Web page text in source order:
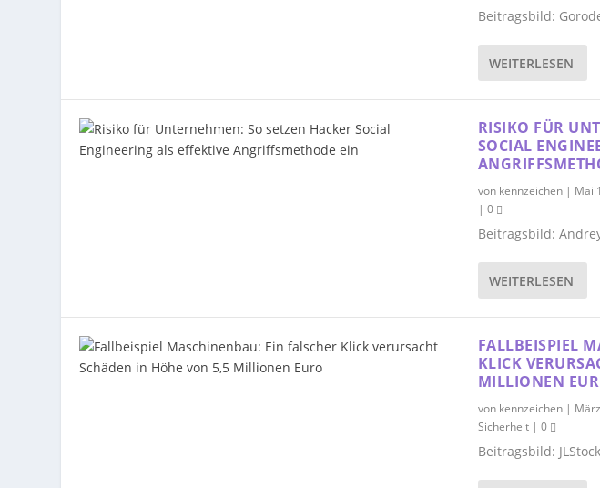
Beitragsbild:
WEITERLESEN
RISIKO FÜR
SOCIAL
von kennzeichen| Mai
| 0
Beitragsbild:
WEITERLESEN
FALLBEISPIEL
KLICK
MILLIONEN
von kennzeichen|
Sicherheit| 0
Beitragsbild: